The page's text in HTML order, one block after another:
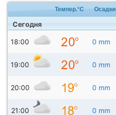
Темпер.°C Осадки
Сегодня
18:00 0 mm
19:00 0 mm
20:00 0 mm
21:00 0 mm